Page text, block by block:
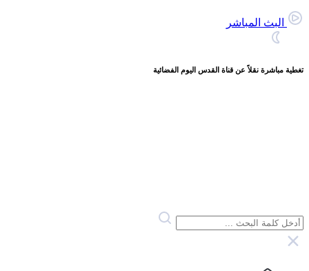
البث المباشر
تغطية مباشرة نقلاً عن قناة القدس اليوم الفضائية